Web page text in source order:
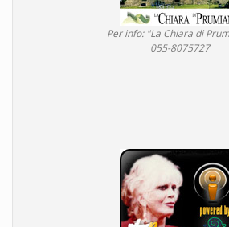
Per info: "La Chiara di
055-8075727